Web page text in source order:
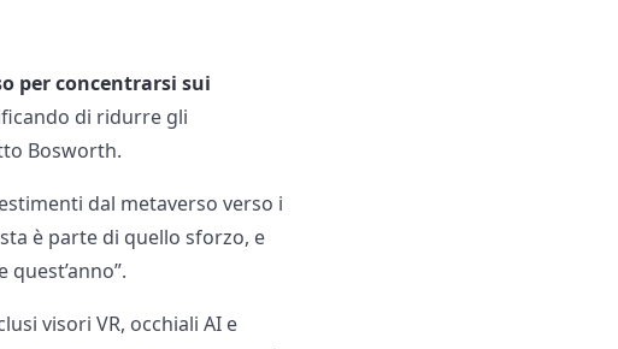
per concentrarsi sui
di ridurre gli
Bosworth.
dal metaverso verso i
è parte di quello sforzo, e
visori VR, occhiali AI e